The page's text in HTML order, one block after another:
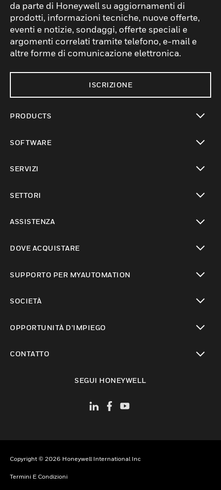
da parte di Honeywell su aggiornamenti di
prodotti, informazioni tecniche, nuove offerte,
eventi e notizie, sondaggi, offerte speciali e
argomenti correlati tramite telefono, e-mail e
altre forme di comunicazione elettronica.
ISCRIZIONE
PRODUCTS
SOFTWARE
SERVIZI
SETTORI
ASSISTENZA
DOVE ACQUISTARE
SUPPORTO PER MYAUTOMATION
SOCIETÀ
OPPORTUNITÀ D’IMPIEGO
CONTATTO
SEGUI HONEYWELL
Copyright © 2026 Honeywell International Inc
Termini E Condizioni